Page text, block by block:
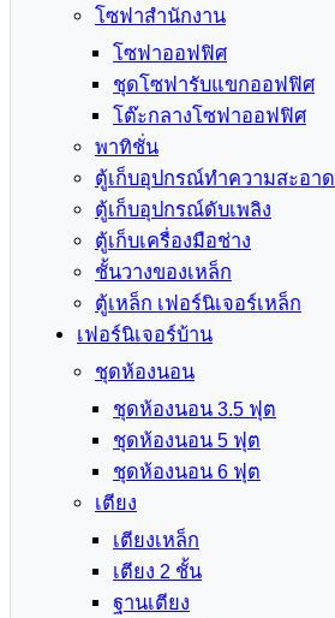
โซฟาสำนักงาน
โซฟาออฟฟิศ
ชุดโซฟารับแขกออฟฟิศ
โต๊ะกลางโซฟาออฟฟิศ
พาทิชั่น
ตู้เก็บอุปกรณ์ทำความสะอาด
ตู้เก็บอุปกรณ์ดับเพลิง
ตู้เก็บเครื่องมือช่าง
ชั้นวางของเหล็ก
ตู้เหล็ก เฟอร์นิเจอร์เหล็ก
เฟอร์นิเจอร์บ้าน
ชุดห้องนอน
ชุดห้องนอน 3.5 ฟุต
ชุดห้องนอน 5 ฟุต
ชุดห้องนอน 6 ฟุต
เตียง
เตียงเหล็ก
เตียง 2 ชั้น
ฐานเตียง